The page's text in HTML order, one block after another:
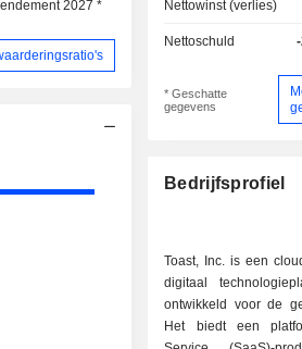
2027 * Nettowinst (verlies)
Nettoschuld
* Geschatte
gegevens
Bedrijfsprofiel
Toast, Inc. is een
digitaal
ontwikkeld voor de
Het biedt een